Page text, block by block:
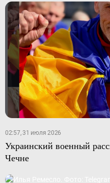
02:57, 31 июля 2026
Украинский военный
Чечне